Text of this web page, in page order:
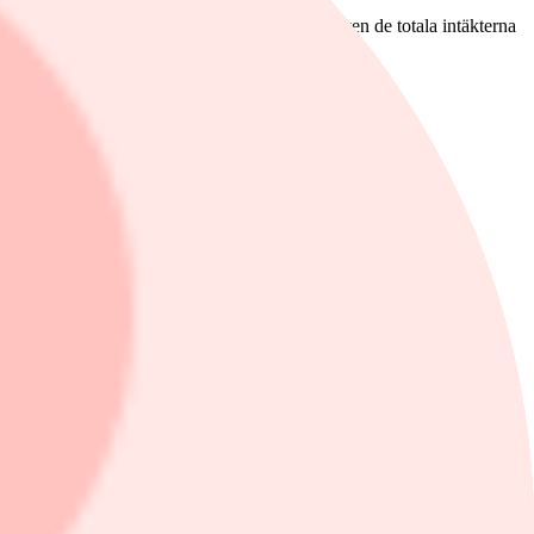
mot väntade 254 miljoner enligt Infront. Även de totala intäkterna